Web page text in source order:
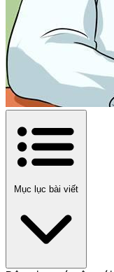
Mục lục bài viết